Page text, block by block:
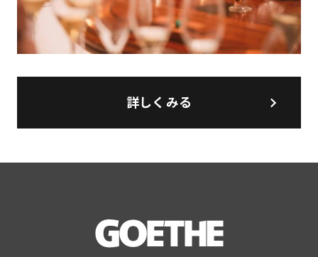
詳しくみる